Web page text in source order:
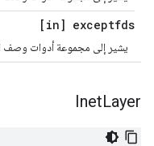
[in] exceptfds
يشير إلى مجموعة أدوات وصف
InetLayer